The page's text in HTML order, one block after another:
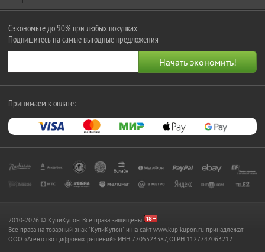
Сэкономьте до 90% при любых покупках
Подпишитесь на самые выгодные предложения
Принимаем к оплате:
2010-2026 © КупиКупон. Все права защищены.
Все права на товарный знак "КупиКупон" и на сайт www.kupikupon.ru принадлежат
OOO «Агентство цифровых решений» ИНН 7705523387, ОГРН 1127747063212